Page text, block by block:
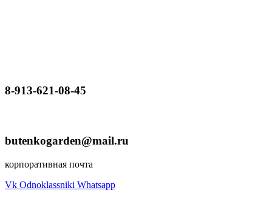
8-913-621-08-45
butenkogarden@mail.ru
корпоративная почта
Vk Odnoklassniki Whatsapp